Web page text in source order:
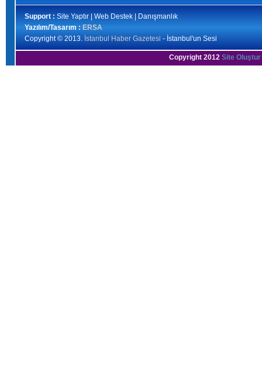
Support : Site Yaptır | Web Destek | Danışmanlık
Yazılım/Tasarım : ERSA
Copyright © 2013. İstanbul Haber Gazetesi - İstanbul'un Sesi
Copyright 2012 Site Oluştur